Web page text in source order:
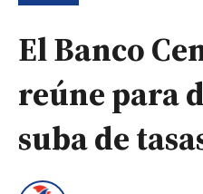
El Banco
reúne para
suba de